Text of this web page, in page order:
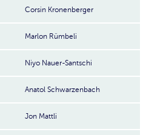
Corsin Kronenberger
Marlon Rümbeli
Niyo Nauer-Santschi
Anatol Schwarzenbach
Jon Mattli